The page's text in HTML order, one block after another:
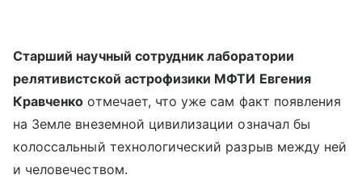
Старший научный сотрудник лаборатории
релятивистской астрофизики МФТИ Евгения
Кравченко отмечает, что уже сам факт появления
на Земле внеземной цивилизации означал бы
колоссальный технологический разрыв между ней
и человечеством.